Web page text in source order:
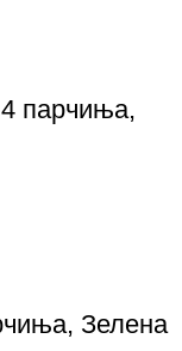
парчиња,
Зелена